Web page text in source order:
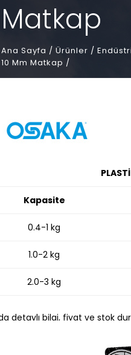
Matkap
Ana Sayfa / Ürünler /
10 Mm Matkap /
Kapasite
0.4-1 kg
1.0-2 kg
2.0-3 kg
detaylı bilgi, fiyat ve stok